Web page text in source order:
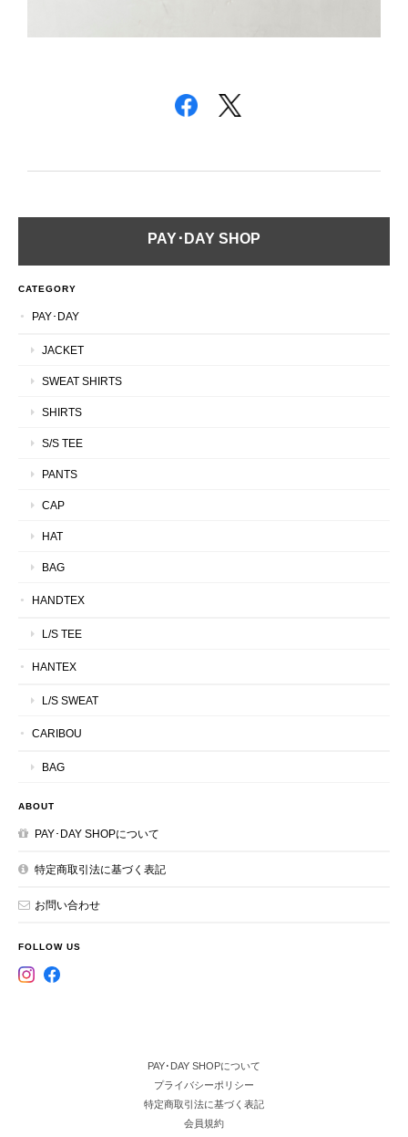
PAY･DAY SHOP
CATEGORY
PAY･DAY
JACKET
SWEAT SHIRTS
SHIRTS
S/S TEE
PANTS
CAP
HAT
BAG
HANDTEX
L/S TEE
HANTEX
L/S SWEAT
CARIBOU
BAG
ABOUT
PAY･DAY SHOPについて
特定商取引法に基づく表記
お問い合わせ
FOLLOW US
PAY･DAY SHOPについて
プライバシーポリシー
特定商取引法に基づく表記
会員規約